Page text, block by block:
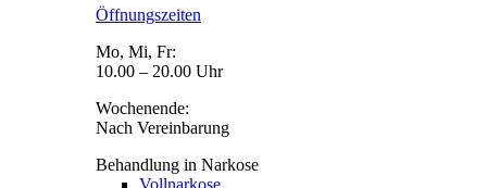
Öffnungszeiten
Mo, Mi, Fr:
10.00 – 20.00 Uhr
Wochenende:
Nach Vereinbarung
Behandlung in Narkose
Vollnarkose